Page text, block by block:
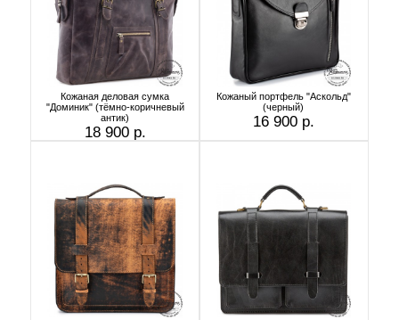
Кожаная деловая сумка
"Доминик" (тёмно-коричневый
антик)
18 900 р.
Кожаный портфель "Аскольд"
(черный)
16 900 р.